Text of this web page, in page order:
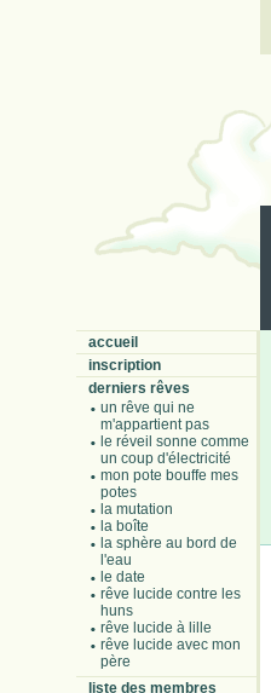
accueil
inscription
derniers rêves
un rêve qui ne
m'appartient pas
le réveil sonne comme
un coup d'électricité
mon pote bouffe mes
potes
la mutation
la boîte
la sphère au bord de
l'eau
le date
rêve lucide contre les
huns
rêve lucide à lille
rêve lucide avec mon
père
liste des membres